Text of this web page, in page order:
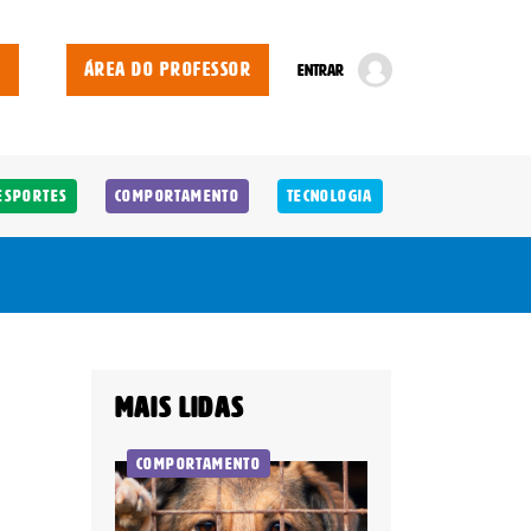
ÁREA DO PROFESSOR ENTRAR
Comportamento Tecnologia
Mais lidas
Comportamento